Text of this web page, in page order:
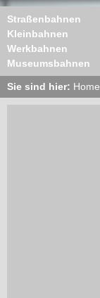
Straßenbahnen
Kleinbahnen
Werkbahnen
Museumsbahnen
Sie sind hier: Home